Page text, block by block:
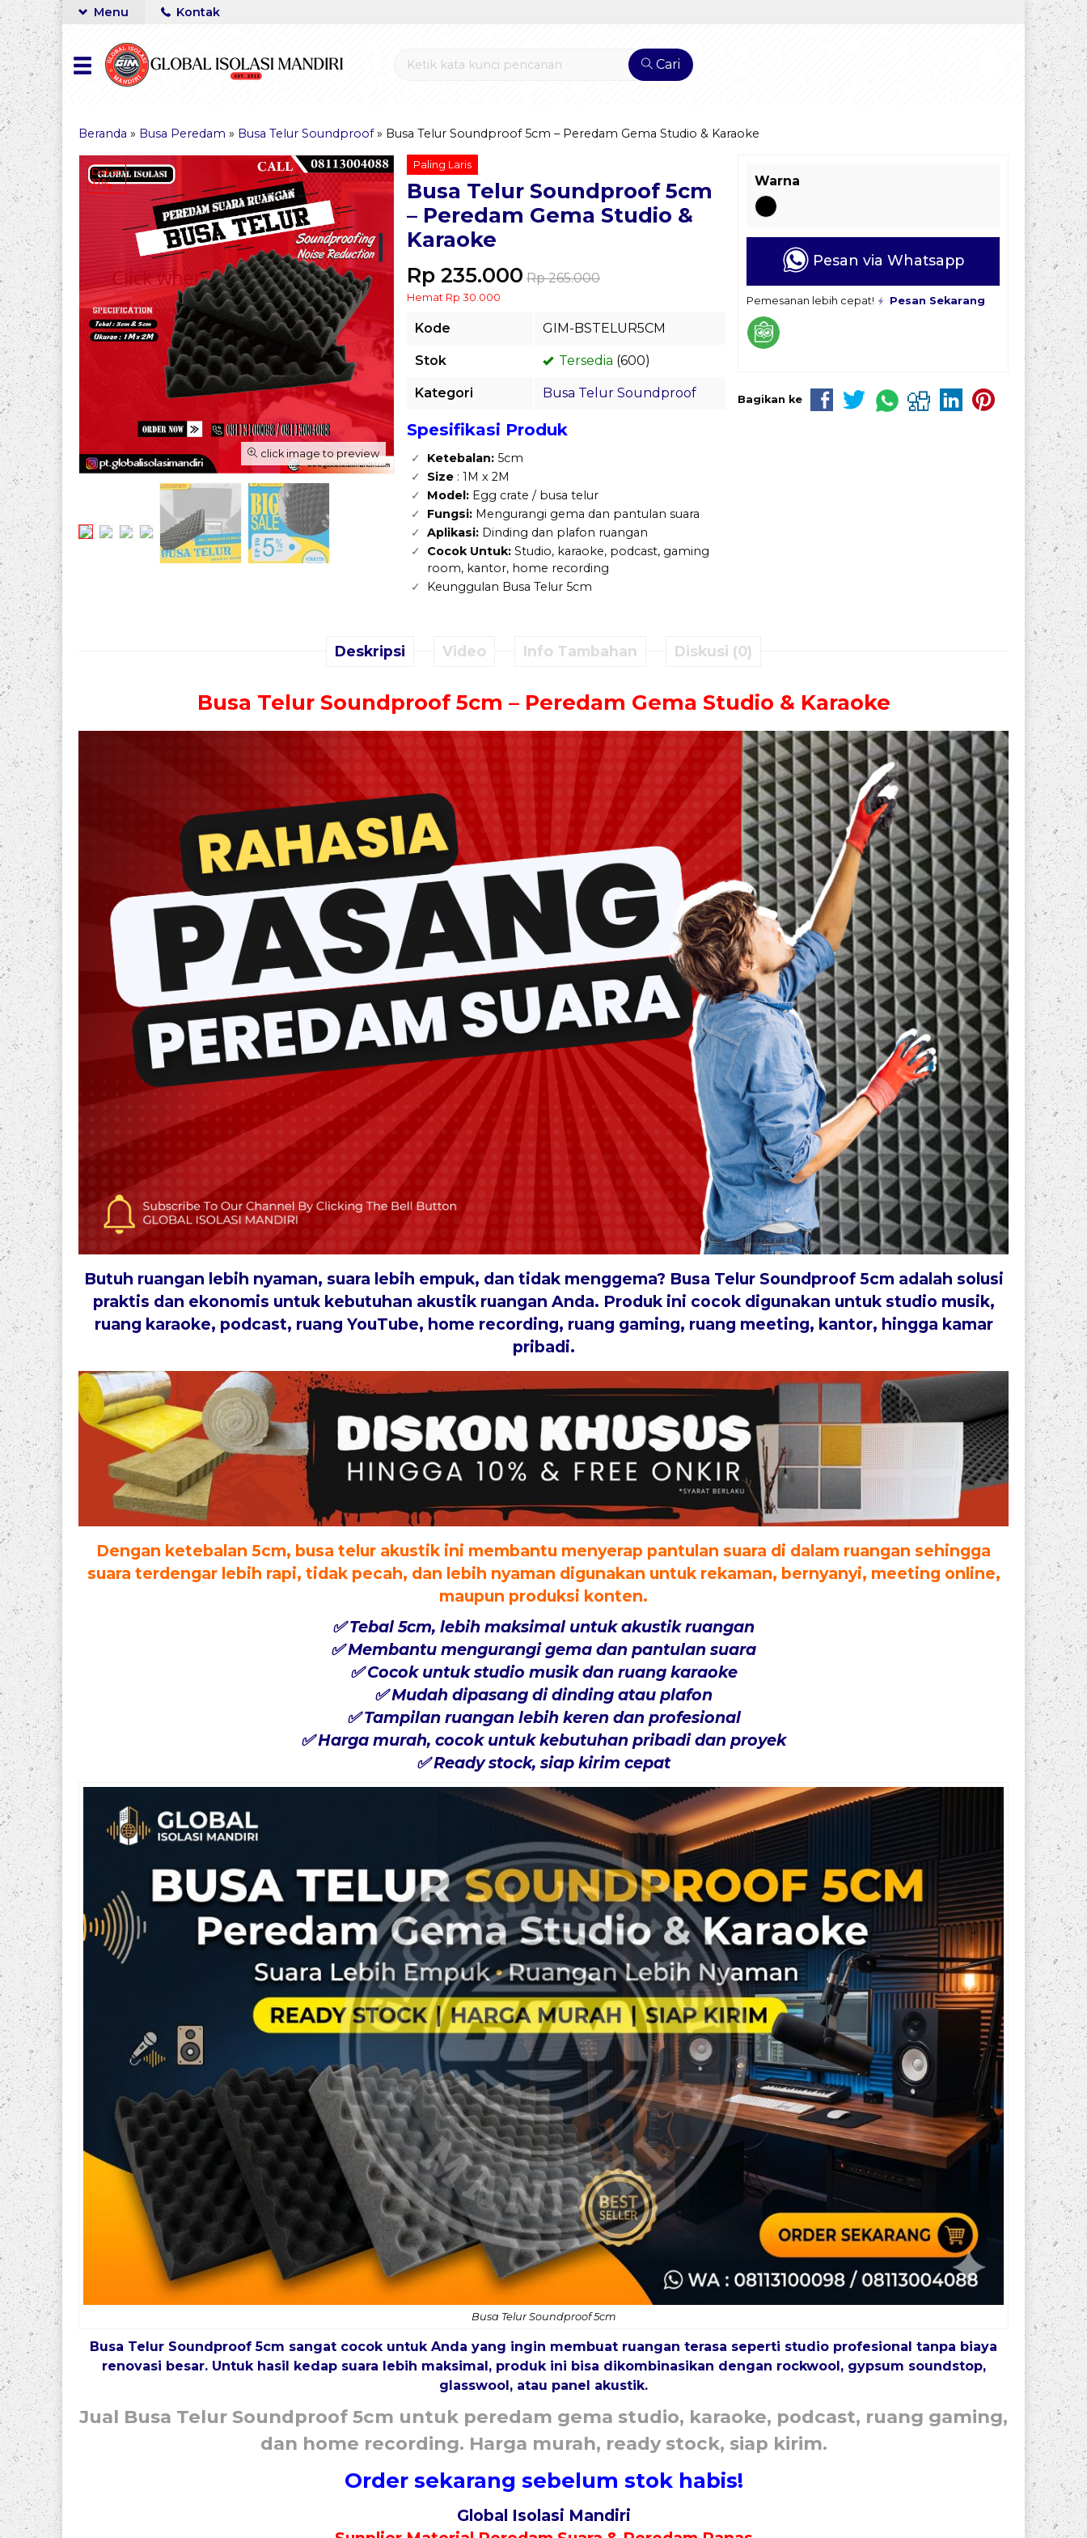
Menu Kontak
Cari
Beranda » Busa Peredam » Busa Telur Soundproof» Busa Telur Soundproof 5cm – Peredam Gema Studio & Karaoke
click image to preview
Diskon
11%
Paling Laris
Busa Telur Soundproof 5cm
– Peredam Gema Studio &
Karaoke
Rp 235.000 Rp 265.000
Hemat Rp 30.000
Kode GIM-BSTELUR5CM
Stok Tersedia (600)
Kategori Busa Telur Soundproof
Spesifikasi Produk
Ketebalan: 5cm
Size : 1M x 2M
Model: Egg crate / busa telur
Fungsi: Mengurangi gema dan pantulan suara
Aplikasi: Dinding dan plafon ruangan
Cocok Untuk: Studio, karaoke, podcast, gaming
room, kantor, home recording
Keunggulan Busa Telur 5cm
Warna
Pesan via Whatsapp
Pemesanan lebih cepat! Pesan Sekarang
Bagikan ke
Deskripsi Video Info Tambahan Diskusi (0)
Busa Telur Soundproof 5cm – Peredam Gema Studio & Karaoke
Butuh ruangan lebih nyaman, suara lebih empuk, dan tidak menggema? Busa Telur Soundproof 5cm adalah solusi
praktis dan ekonomis untuk kebutuhan akustik ruangan Anda. Produk ini cocok digunakan untuk studio musik,
ruang karaoke, podcast, ruang YouTube, home recording, ruang gaming, ruang meeting, kantor, hingga kamar
pribadi.
Dengan ketebalan 5cm, busa telur akustik ini membantu menyerap pantulan suara di dalam ruangan sehingga
suara terdengar lebih rapi, tidak pecah, dan lebih nyaman digunakan untuk rekaman, bernyanyi, meeting online,
maupun produksi konten.
✅ Tebal 5cm, lebih maksimal untuk akustik ruangan
✅ Membantu mengurangi gema dan pantulan suara
✅ Cocok untuk studio musik dan ruang karaoke
✅ Mudah dipasang di dinding atau plafon
✅ Tampilan ruangan lebih keren dan profesional
✅ Harga murah, cocok untuk kebutuhan pribadi dan proyek
✅ Ready stock, siap kirim cepat
Busa Telur Soundproof 5cm
Busa Telur Soundproof 5cm sangat cocok untuk Anda yang ingin membuat ruangan terasa seperti studio profesional tanpa biaya
renovasi besar. Untuk hasil kedap suara lebih maksimal, produk ini bisa dikombinasikan dengan rockwool, gypsum soundstop,
glasswool, atau panel akustik.
Jual Busa Telur Soundproof 5cm untuk peredam gema studio, karaoke, podcast, ruang gaming,
dan home recording. Harga murah, ready stock, siap kirim.
Order sekarang sebelum stok habis!
Global Isolasi Mandiri